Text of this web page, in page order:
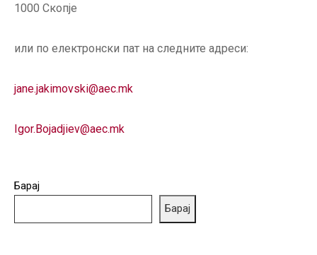
1000 Скопје
или по електронски пат на следните адреси:
jane.jakimovski@aec.mk
Igor.Bojadjiev@aec.mk
Барај
Барај